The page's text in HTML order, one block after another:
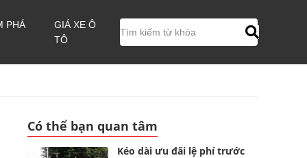
PHÁ
GIÁ XE Ô
TÔ
Có thể bạn quan tâm
Kéo dài ưu đãi lệ phí trước